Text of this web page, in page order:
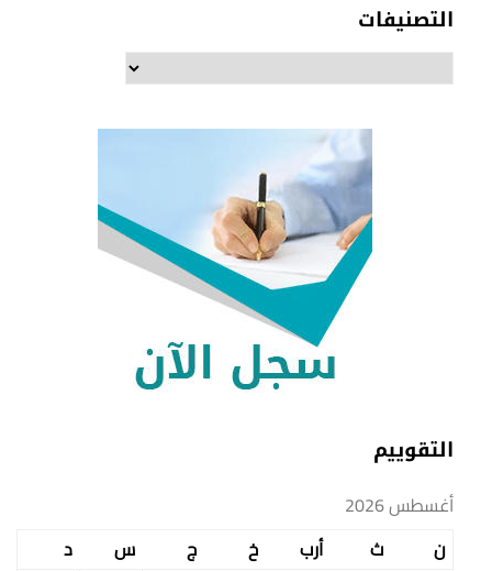
التصنيفات
التقوييم
أغسطس 2026
ن
ث أرب خ ج س
د